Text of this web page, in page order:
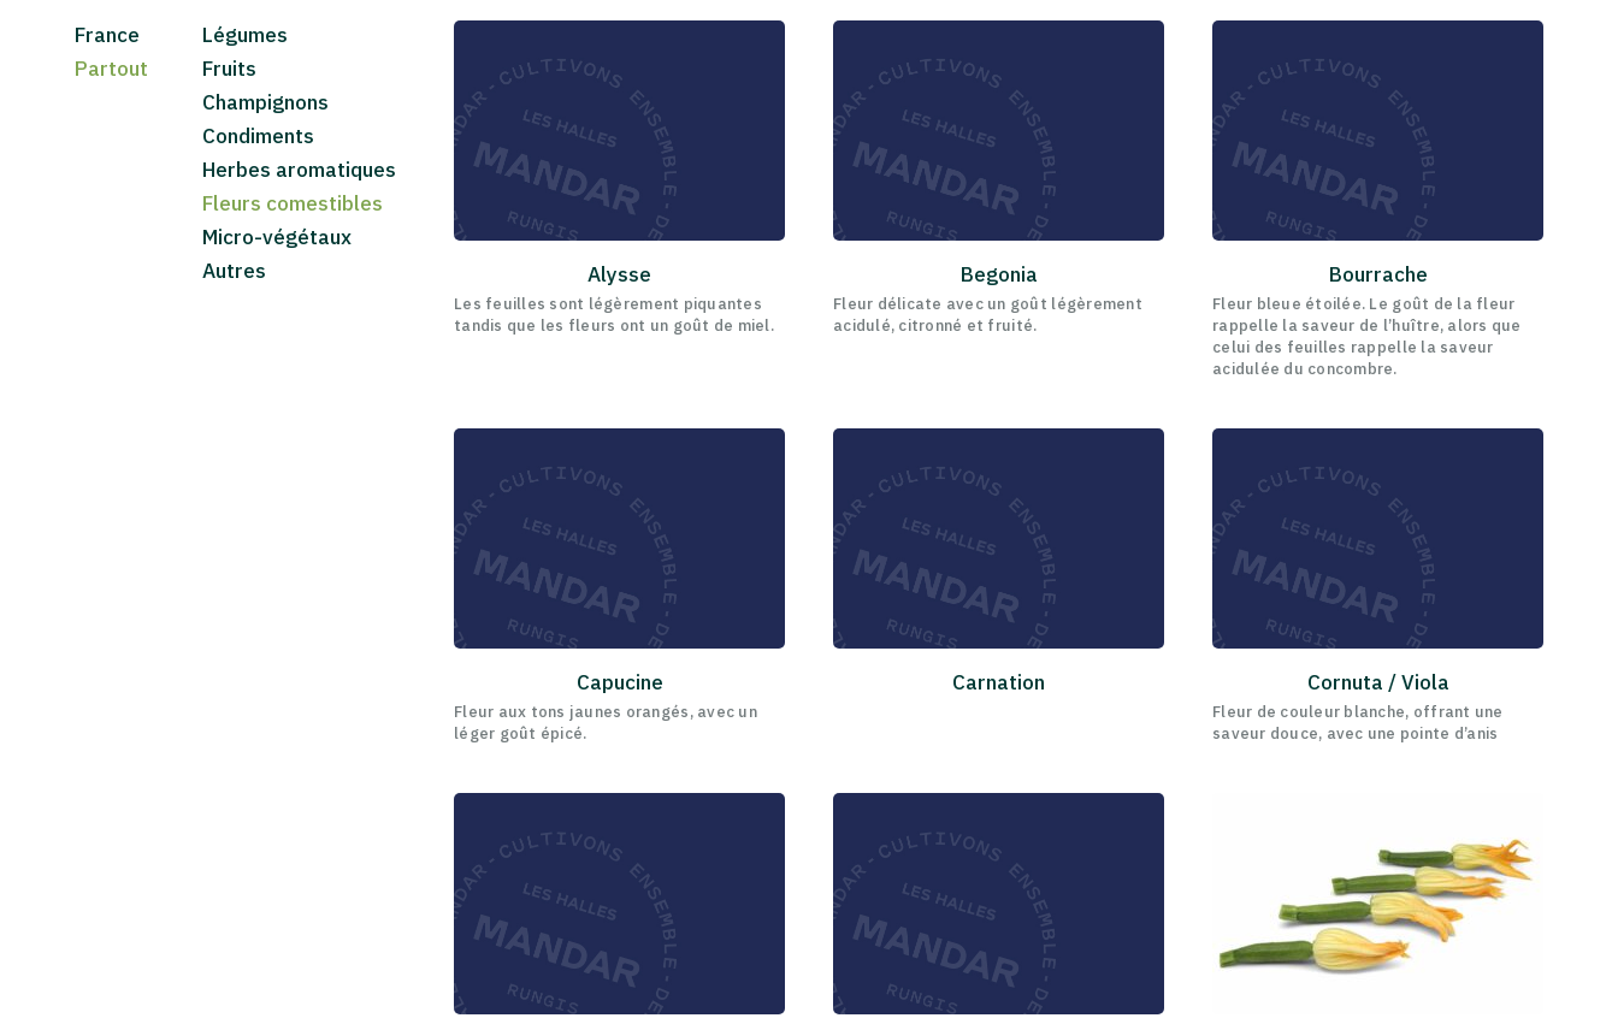
France
Partout
Légumes
Fruits
Champignons
Condiments
Herbes aromatiques
Fleurs comestibles
Micro-végétaux
Autres
Alysse
Les feuilles sont légèrement piquantes
tandis que les fleurs ont un goût de miel.
Begonia
Fleur délicate avec un goût légèrement
acidulé, citronné et fruité.
Bourrache
Fleur bleue étoilée. Le goût de la fleur
rappelle la saveur de l’huître, alors que
celui des feuilles rappelle la saveur
acidulée du concombre.
Capucine
Fleur aux tons jaunes orangés, avec un
léger goût épicé.
Carnation Cornuta / Viola
Fleur de couleur blanche, offrant une
saveur douce, avec une pointe d’anis